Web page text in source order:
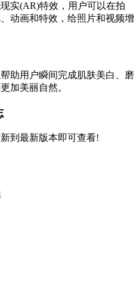
实(AR)特效，用户可以在拍
动画和特效，给照片和视频增
助用户瞬间完成肌肤美白、磨
加美丽自然。
到最新版本即可查看!